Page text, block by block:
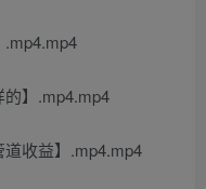
】.mp4.mp4
收益】.mp4.mp4